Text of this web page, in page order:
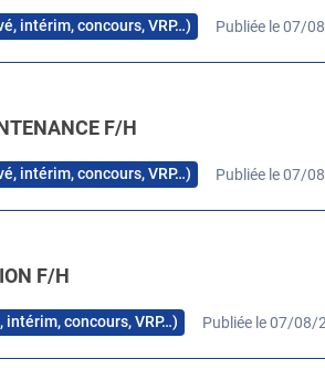
intérim, concours, VRP…) Publiée le 07/
F/H
intérim, concours, VRP…) Publiée le 07/
F/H
intérim, concours, VRP…) Publiée le 07/08/